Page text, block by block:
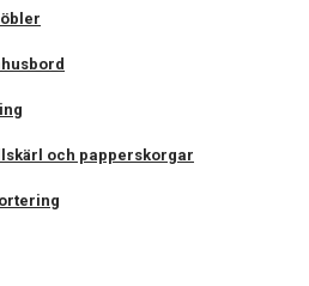
och papperskorgar